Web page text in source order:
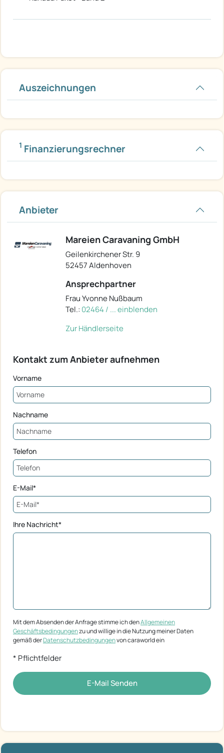
Auszeichnungen
1 Finanzierungsrechner
Anbieter
Mareien Caravaning GmbH
Geilenkirchener Str. 9
52457 Aldenhoven
Ansprechpartner
Frau Yvonne Nußbaum
Tel.: 02464 / ... einblenden
Zur Händlerseite
Kontakt zum Anbieter aufnehmen
Vorname
Nachname
Telefon
E-Mail*
Ihre Nachricht*
Mit dem Absenden der Anfrage stimme ich denAllgemeinen
Geschäftsbedingungenzu und willige in die Nutzung meiner Daten
gemäß derDatenschutzbedingungenvon caraworld ein
* Pflichtfelder
E-Mail Senden